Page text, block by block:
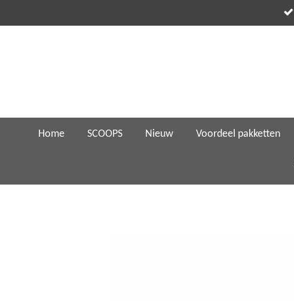
direct
Home SCOOPS Nieuw Voordeel pakketten